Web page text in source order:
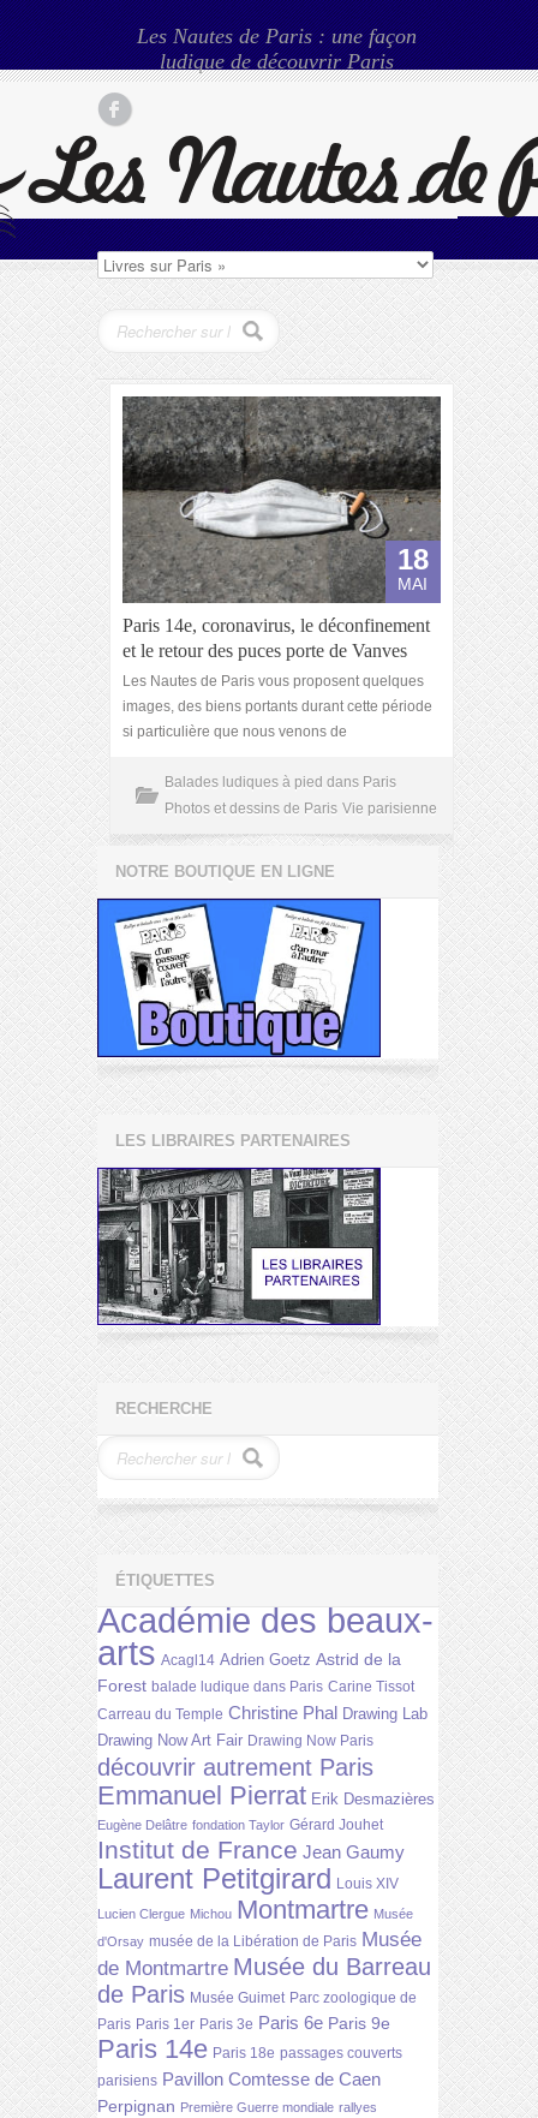
Les Nautes de Paris : une façon
ludique de découvrir Paris
18
MAI
Paris 14e, coronavirus, le déconfinement
et le retour des puces porte de Vanves
Les Nautes de Paris vous proposent quelques
images, des biens portants durant cette période
si particulière que nous venons de
Balades ludiques à pied dans Paris
Photos et dessins de Paris Vie parisienne
NOTRE BOUTIQUE EN LIGNE
LES LIBRAIRES PARTENAIRES
RECHERCHE
ÉTIQUETTES
Académie des beaux-
arts Acagl14 Adrien Goetz Astrid de la
Forest balade ludique dans Paris Carine Tissot
Carreau du Temple Christine Phal Drawing Lab
Drawing Now Art Fair Drawing Now Paris
découvrir autrement Paris
Emmanuel Pierrat Erik Desmazières
Eugène Delâtre fondation Taylor Gérard Jouhet
Institut de France Jean Gaumy
Laurent Petitgirard Louis XIV
Lucien Clergue Michou Montmartre Musée
d'Orsay musée de la Libération de Paris Musée
de Montmartre Musée du Barreau
de Paris Musée Guimet Parc zoologique de
Paris Paris 1er Paris 3e Paris 6e Paris 9e
Paris 14e Paris 18e passages couverts
parisiens Pavillon Comtesse de Caen
Perpignan Première Guerre mondiale rallyes